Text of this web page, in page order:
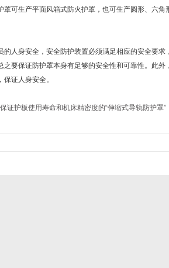
可生产平面风箱式防火护罩，也可生产圆形、六角
人身安全，安全防护装置必须满足相应的安全要求
要保证防护罩本身有足够的安全性和可靠性。此外
证人身安全。
证护板使用寿命和机床精密度的“伸缩式导轨防护罩”